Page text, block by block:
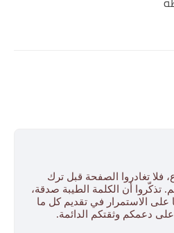
فلا تغادروا الصفحة قبل ترك
تذكّروا أن الكلمة الطيبة صدقة،
على الاستمرار في تقديم كل ما
دعمكم وثقتكم الدائمة.